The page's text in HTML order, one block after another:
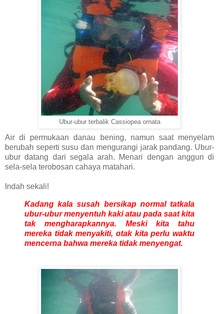
Ubur-ubur terbalik Cassiopea ornata
Air di permukaan danau bening, namun saat menyelam
berubah seperti susu dan mengurangi jarak pandang. Ubur-
ubur datang dari segala arah. Menari dengan anggun di
sela-sela terobosan cahaya matahari.
Indah sekali!
Kadang kala susah bersikap normal tatkala
ubur-ubur menyentuh kaki atau pada saat kita
tak mengharapkannya. Meski kita tahu
mereka tidak menyakiti, otak kita perlu waktu
mencerna bahwa mereka tidak menyengat.